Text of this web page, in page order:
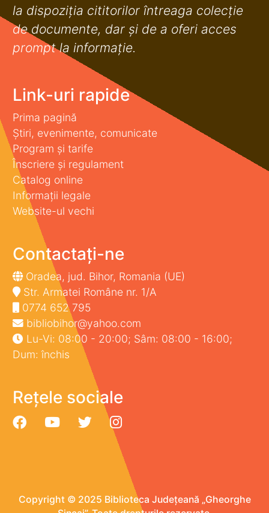
la dispoziţia cititorilor întreaga colecţie
de documente, dar şi de a oferi acces
prompt la informaţie.
Link-uri rapide
Prima pagină
Știri, evenimente, comunicate
Program și tarife
Înscriere și regulament
Catalog online
Informații legale
Website-ul vechi
Contactați-ne
Oradea, jud. Bihor, Romania (UE)
Str. Armatei Române nr. 1/A
0774 652 795
bibliobihor@yahoo.com
Lu-Vi: 08:00 - 20:00; Sâm: 08:00 - 16:00;
Dum: închis
Rețele sociale
Copyright © 2025 Biblioteca Județeană „Gheorghe